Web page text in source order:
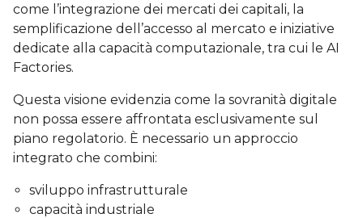
come l’integrazione dei mercati dei capitali, la
semplificazione dell’accesso al mercato e iniziative
dedicate alla capacità computazionale, tra cui le AI
Factories.
Questa visione evidenzia come la sovranità digitale
non possa essere affrontata esclusivamente sul
piano regolatorio. È necessario un approccio
integrato che combini:
sviluppo infrastrutturale
capacità industriale